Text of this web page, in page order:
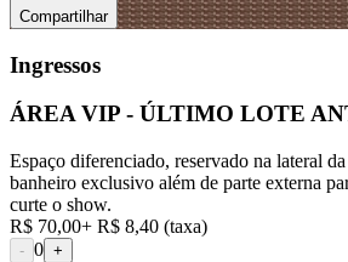
Compartilhar
Ingressos
ÁREA VIP - ÚLTIMO LOTE
Espaço diferenciado, reservado na lateral
banheiro exclusivo além de parte externa
curte o show.
R$ 70,00+ R$ 8,40 (taxa)
- 0 +